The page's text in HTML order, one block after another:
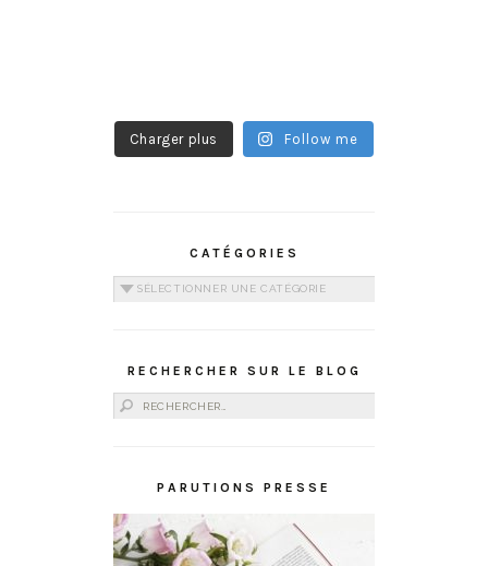
Charger plus Follow me
CATÉGORIES
Catégories
RECHERCHER SUR LE BLOG
Rechercher :
PARUTIONS PRESSE